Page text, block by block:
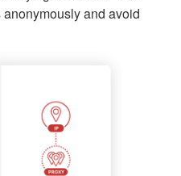
and avoid